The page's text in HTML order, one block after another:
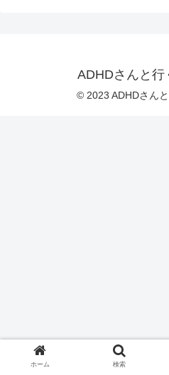
ADHDさんと行
© 2023 ADHDさん
ホーム 検索